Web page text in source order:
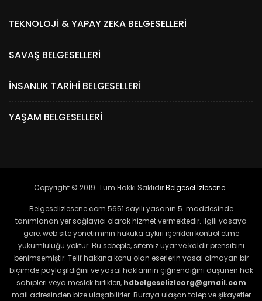
TEKNOLOJI & YAPAY ZEKA BELGESELLERI
SAVAŞ BELGESELLERI
İNSANLIK TARIHI BELGESELLERI
YAŞAM BELGESELLERI
Copyright © 2019. Tüm Hakkı SaklıdırBelgesel İzlesene .
Belgeselizlesene.com 5651 sayılı yasanın 5. maddesinde
tanımlanan yer sağlayıcı olarak hizmet vermektedir. İlgili yasaya
göre, web site yönetiminin hukuka aykırı içerikleri kontrol etme
yükümlülüğü yoktur. Bu sebeple, sitemiz uyar ve kaldır prensibini
benimsemiştir. Telif hakkına konu olan eserlerin yasal olmayan bir
biçimde paylaşıldığını ve yasal haklarının çiğnendiğini düşünen hak
sahipleri veya meslek birlikleri, hdbelgeselizleorg@gmail.com
mail adresinden bize ulaşabilirler. Buraya ulaşan talep ve şikayetler